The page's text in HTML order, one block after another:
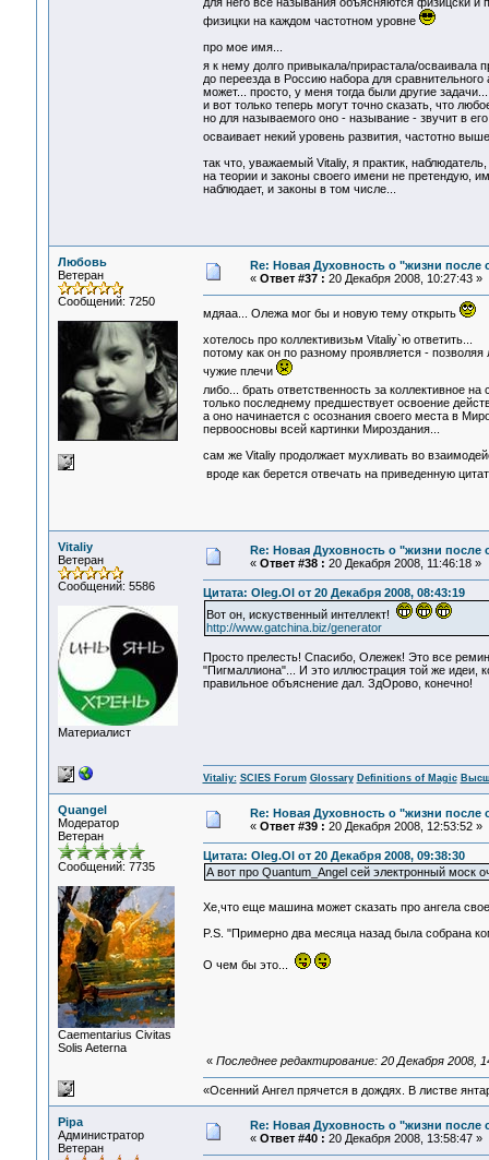
физицки на каждом частотном уровне
про мое имя...
я к нему долго привыкала/прирастала/
до переезда в Россию набора для
может... просто, у меня тогда были другие задачи...
и вот только теперь могут точно сказать, что
но для называемого оно - называние - звучит в
осваивает некий уровень развития, частотно
так что, уважаемый Vitaliy, я практик,
на теории и законы своего имени не претендую,
наблюдает, и законы в том числе...
Любовь
Ветеран
Сообщений: 7250
Re: Новая Духовность о "жизни после
« Ответ #37 : 20 Декабря 2008, 10:27:43 »
мдяаа... Олежа мог бы и новую тему открыть
хотелось про коллективизьм Vitaliy`ю ответить...
потому как он по разному проявляется -
чужие плечи
либо... брать ответственность за коллективное на
только последнему предшествует освоение
а оно начинается с осознания своего места в
первоосновы всей картинки Мироздания...
сам же Vitaliy продолжает мухливать во
вроде как берется отвечать на приведенную
Vitaliy
Ветеран
Сообщений: 5586
Материалист
Re: Новая Духовность о "жизни после
« Ответ #38 : 20 Декабря 2008, 11:46:18 »
Цитата: Oleg.Ol от 20 Декабря 2008, 08:43:19
Вот он, искуственный интеллект!
http://www.gatchina.biz/generator
Просто прелесть! Спасибо, Олежек! Это все
"Пигмаллиона"... И это иллюстрация той же идеи,
правильное объяснение дал. ЗдОрово, конечно!
Vitaliy: SCIES Forum Glossary Definitions of Magic
Quangel
Модератор
Ветеран
Сообщений: 7735
Сaementarius Civitas
Solis Aeterna
Re: Новая Духовность о "жизни после
« Ответ #39 : 20 Декабря 2008, 12:53:52 »
Цитата: Oleg.Ol от 20 Декабря 2008, 09:38:30
А вот про Quantum_Angel сей электронный моск
Хе,что еще машина может сказать про ангела
P.S. "Примерно два месяца назад была собрана
О чем бы это...
« Последнее редактирование: 20 Декабря 2008,
«Осенний Ангел прячется в дождях. В листве
Pipa
Администратор
Ветеран
Re: Новая Духовность о "жизни после
« Ответ #40 : 20 Декабря 2008, 13:58:47 »